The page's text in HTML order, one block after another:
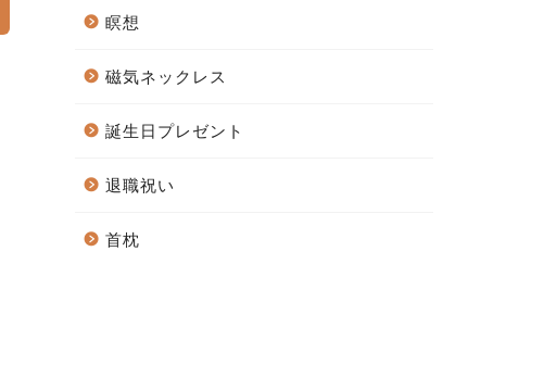
瞑想
磁気ネックレス
誕生日プレゼント
退職祝い
首枕